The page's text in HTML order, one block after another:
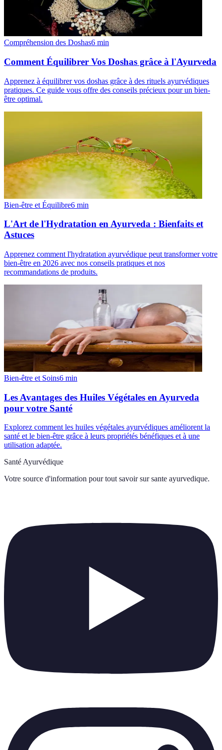
Compréhension des Doshas6 min
Comment Équilibrer Vos Doshas grâce à l'Ayurveda
Apprenez à équilibrer vos doshas grâce à des rituels ayurvédiques
pratiques. Ce guide vous offre des conseils précieux pour un bien-
être optimal.
Bien-être et Équilibre6 min
L'Art de l'Hydratation en Ayurveda : Bienfaits et
Astuces
Apprenez comment l'hydratation ayurvédique peut transformer votre
bien-être en 2026 avec nos conseils pratiques et nos
recommandations de produits.
Bien-être et Soins6 min
Les Avantages des Huiles Végétales en Ayurveda
pour votre Santé
Explorez comment les huiles végétales ayurvédiques améliorent la
santé et le bien-être grâce à leurs propriétés bénéfiques et à une
utilisation adaptée.
Santé Ayurvédique
Votre source d'information pour tout savoir sur sante ayurvedique.